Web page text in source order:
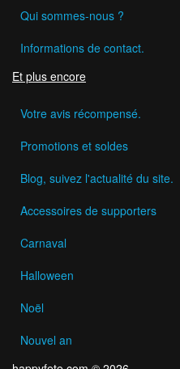
Qui sommes-nous ?
Informations de contact.
Et plus encore
Votre avis récompensé.
Promotions et soldes
Blog, suivez l'actualité du site.
Accessoires de supporters
Carnaval
Halloween
Noël
Nouvel an